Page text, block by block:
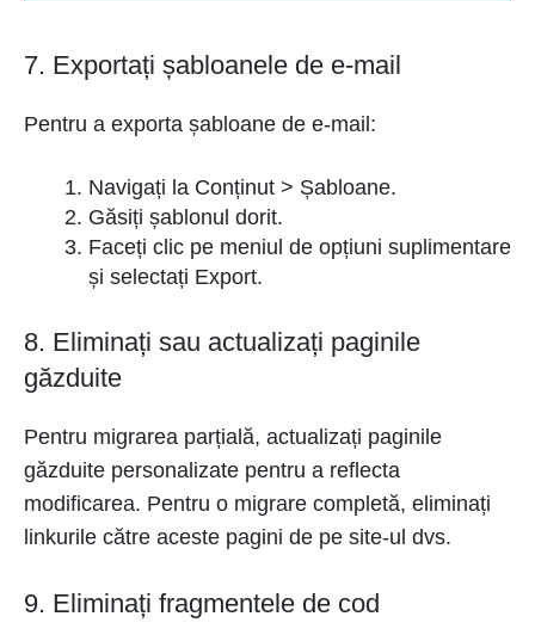
7. Exportați șabloanele de e-mail
Pentru a exporta șabloane de e-mail:
Navigați la Conținut > Șabloane.
Găsiți șablonul dorit.
Faceți clic pe meniul de opțiuni suplimentare
și selectați Export.
8. Eliminați sau actualizați paginile
găzduite
Pentru migrarea parțială, actualizați paginile
găzduite personalizate pentru a reflecta
modificarea. Pentru o migrare completă, eliminați
linkurile către aceste pagini de pe site-ul dvs.
9. Eliminați fragmentele de cod